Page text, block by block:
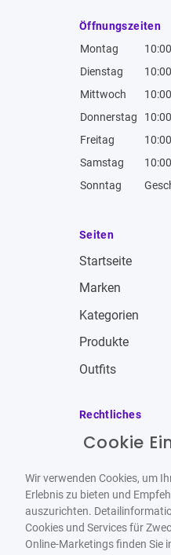
Öffnungszeiten
Montag
Dienstag
Mittwoch
Donnerstag
Freitag
Samstag
Sonntag
Seiten
Startseite
Marken
Kategorien
Produkte
Outfits
Rechtliches
Impressum
Cookie
Wir verwenden Cookies, um
Erlebnis zu bieten und
auszurichten.
Cookies und Services für
Online-Marketings finden Sie